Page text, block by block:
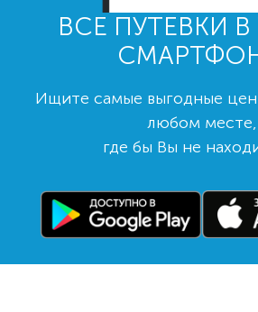
ВСЕ ПУТЕВКИ
Ищите самые выгодные
любом месте,
где бы Вы не